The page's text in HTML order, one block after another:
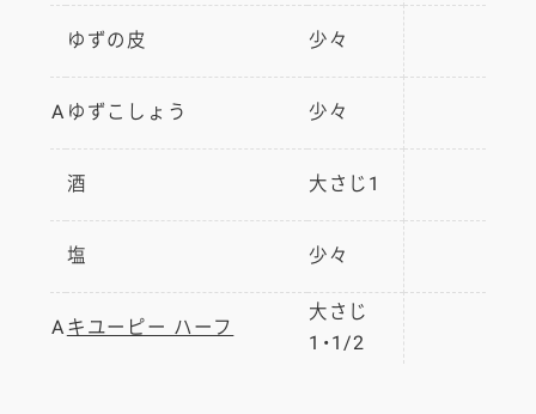
ゆずの皮 少々
A ゆずこしょう 少々
酒 大さじ1
塩 少々
A キユーピー ハーフ
大さじ
1・1/2